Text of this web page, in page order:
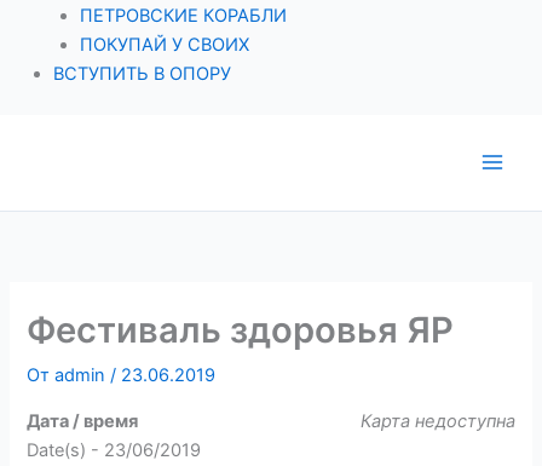
ПЕТРОВСКИЕ КОРАБЛИ
ПОКУПАЙ У СВОИХ
ВСТУПИТЬ В ОПОРУ
Фестиваль здоровья ЯР
Отadmin/ 23.06.2019
Карта недоступна
Дата / время
Date(s) - 23/06/2019